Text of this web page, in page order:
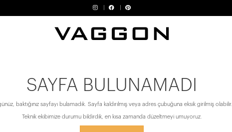
SAYFA BULUNAMADI
baktığınız sayfayı bulamadık. Sayfa kaldırılmış veya adres çubuğuna eksik girilmiş olabilir.
Teknik ekibimize durumu bildirdik, en kısa zamanda düzeltmeyi umuyoruz.